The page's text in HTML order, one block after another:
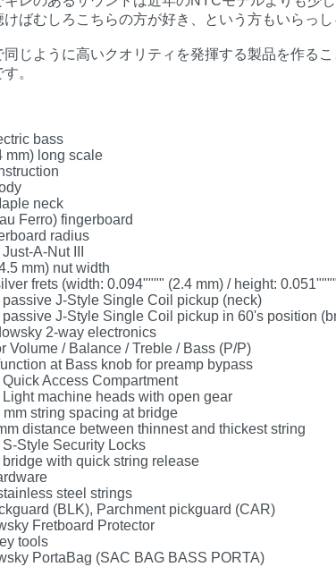
ばむしろこちらの方が好き、という方もいらっし
同じように高いクオリティを発揮する製品を作るこ
。
bass
mm) long scale
neck
Ferro) fingerboard
radius
A-Nut III
mm) nut width
frets (width: 0.094"""" (2.4 mm) / height:
J-Style Single Coil pickup (neck)
J-Style Single Coil pickup in 60's position
2-way electronics
Volume / Balance / Treble / Bass (P/P)
at Bass knob for preamp bypass
Access Compartment
machine heads with open gear
mm string spacing at bridge
distance between thinnest and thickest string
Style Security Locks
with quick string release
steel strings
(BLK), Parchment pickguard (CAR)
Fretboard Protector
tools
PortaBag (SAC BAG BASS PORTA)